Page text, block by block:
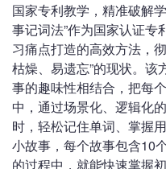
国家专利教学，精准破解
事记词法”作为国家认证专
习痛点打造的高效方法，
枯燥、易遗忘”的现状。该
事的趣味性相结合，把每
中，通过场景化、逻辑化
时，轻松记住单词、掌握
小故事，每个故事包含10
的过程中，就能快速掌握